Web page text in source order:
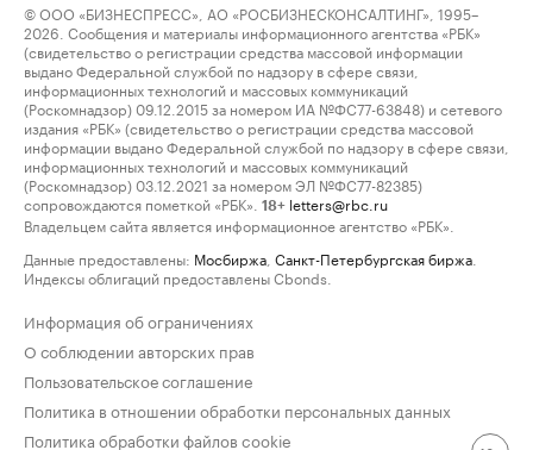
© ООО «БИЗНЕСПРЕСС», АО «РОСБИЗНЕСКОНСАЛТИНГ», 1995–
2026. Сообщения и материалы информационного агентства «РБК»
(свидетельство о регистрации средства массовой информации
выдано Федеральной службой по надзору в сфере связи,
информационных технологий и массовых коммуникаций
(Роскомнадзор) 09.12.2015 за номером ИА №ФС77-63848) и сетевого
издания «РБК» (свидетельство о регистрации средства массовой
информации выдано Федеральной службой по надзору в сфере связи,
информационных технологий и массовых коммуникаций
(Роскомнадзор) 03.12.2021 за номером ЭЛ №ФС77-82385)
сопровождаются пометкой «РБК».
18+ letters@rbc.ru
Владельцем сайта является информационное агентство «РБК».
Данные предоставлены: Мосбиржа Санкт-Петербургская биржа
Индексы облигаций предоставлены Cbonds.
Информация об ограничениях
О соблюдении авторских прав
Пользовательское соглашение
Политика в отношении обработки персональных данных
Политика обработки файлов cookie